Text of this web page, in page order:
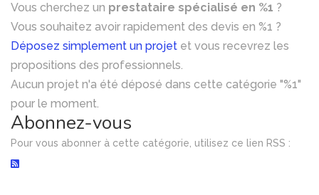
Vous cherchez un prestataire spécialisé en %1 ?
Vous souhaitez avoir rapidement des devis en %1 ?
Déposez simplement un projet et vous recevrez les
propositions des professionnels.
Aucun projet n'a été déposé dans cette catégorie "%1"
pour le moment.
Abonnez-vous
Pour vous abonner à cette catégorie, utilisez ce lien RSS :